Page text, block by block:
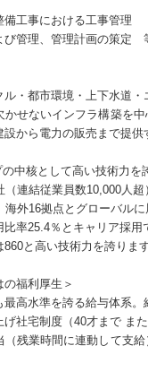
備工事における工事管理
び管理、管理計画の策定
ル・都市環境・上下水道
かせないインフラ構築を
設から電力の販売まで提
中核として高い技術力を
（連結従業員数10,000人
海外16拠点とグローバルに
比率25.4％とキャリア採用
860と高い技術力を誇りま
の福利厚生＞
最高水準を誇る給与体系
げ社宅制度（40才まで ま
（残業時間に連動して支